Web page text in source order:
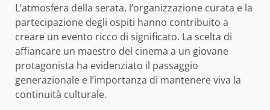
L’atmosfera della serata, l’organizzazione curata e la
partecipazione degli ospiti hanno contribuito a
creare un evento ricco di significato. La scelta di
affiancare un maestro del cinema a un giovane
protagonista ha evidenziato il passaggio
generazionale e l’importanza di mantenere viva la
continuità culturale.